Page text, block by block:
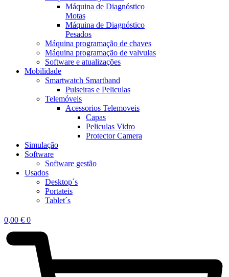
Máquina de Diagnóstico
Motas
Máquina de Diagnóstico
Pesados
Máquina programação de chaves
Máquina programação de valvulas
Software e atualizações
Mobilidade
Smartwatch Smartband
Pulseiras e Peliculas
Telemóveis
Acessorios Telemoveis
Capas
Peliculas Vidro
Protector Camera
Simulação
Software
Software gestão
Usados
Desktop´s
Portateis
Tablet´s
0,00 € 0